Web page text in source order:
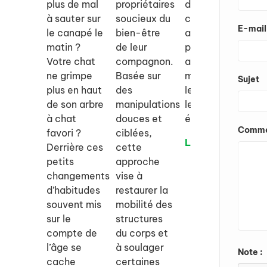
plus de mal
à sauter sur
le canapé le
matin ?
Votre chat
ne grimpe
plus en haut
de son arbre
à chat
favori ?
Derrière ces
petits
changements
d’habitudes
souvent mis
sur le
compte de
l’âge se
cache
propriétaires
soucieux du
bien-être
de leur
compagnon.
Basée sur
des
manipulations
douces et
ciblées,
cette
approche
vise à
restaurer la
mobilité des
structures
du corps et
à soulager
certaines
destiné aux
chiens et
aux chats
pour les
aider à
mieux gérer
le stress et
les
émotions.
Lire la suite
vie
le
E-mail
Sujet
Note :